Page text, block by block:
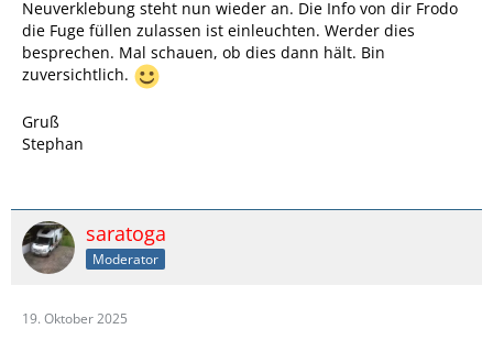
Neuverklebung steht nun wieder an. Die Info von dir Frodo
die Fuge füllen zulassen ist einleuchten. Werder dies
besprechen. Mal schauen, ob dies dann hält. Bin
zuversichtlich.
Gruß
Stephan
saratoga
Moderator
19. Oktober 2025